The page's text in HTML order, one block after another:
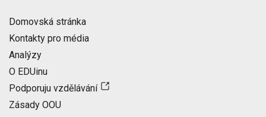
Domovská stránka
Kontakty pro média
Analýzy
O EDUinu
Podporuju vzdělávání
Zásady OOU